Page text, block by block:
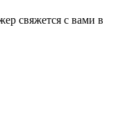
свяжется с вами в